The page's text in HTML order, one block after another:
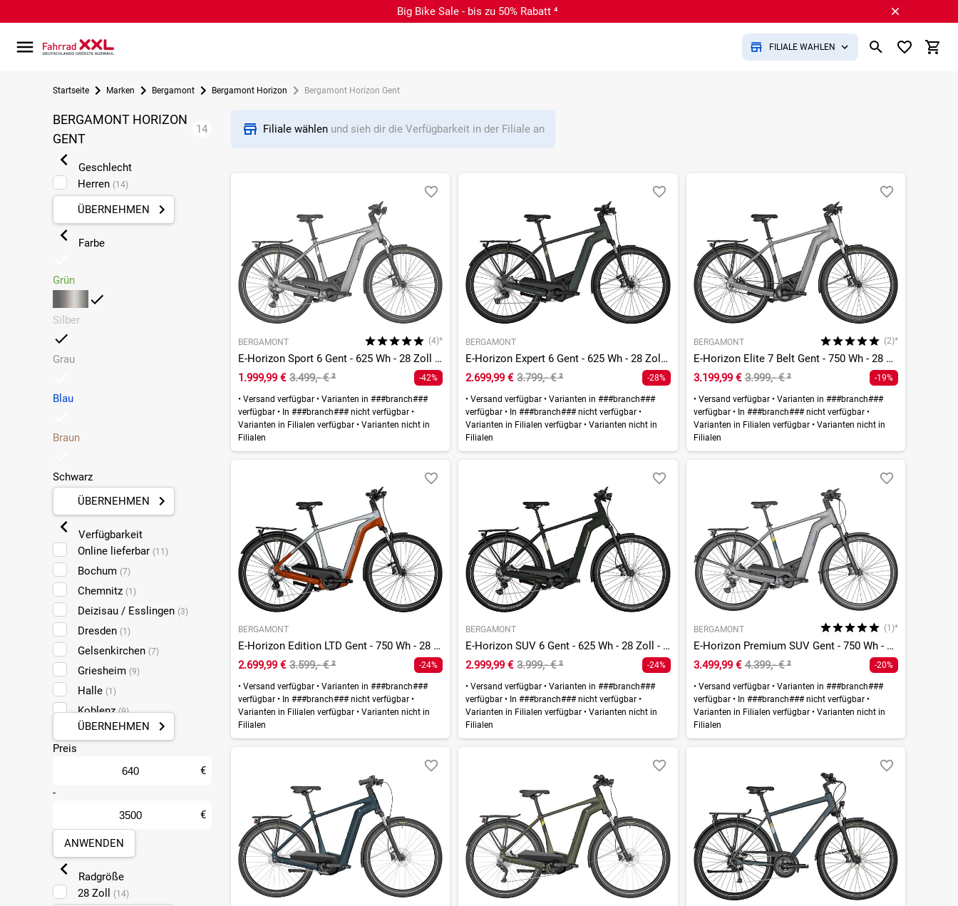
Big Bike Sale - bis zu 50% Rabatt ⁴
FILIALE WÄHLEN
Startseite Marken Bergamont Bergamont Horizon Bergamont Horizon Gent
BERGAMONT HORIZON
GENT
14
Geschlecht
Herren (14)
ÜBERNEHMEN
Farbe
Grün
Silber
Grau
Blau
Braun
Schwarz
ÜBERNEHMEN
Verfügbarkeit
Online lieferbar (11)
Bochum (7)
Chemnitz (1)
Deizisau / Esslingen (3)
Dresden (1)
Gelsenkirchen (7)
Griesheim (9)
Halle (1)
Koblenz(9)
Leipzig Taucha (3)
Münster(2)
Pforzheim(3)
ÜBERNEHMEN
Preis
€
-
€
ANWENDEN
Radgröße
28 Zoll
(14)
Filiale wählen und sieh dir die Verfügbarkeit in der Filiale an
BERGAMONT (4)*
E-Horizon Sport 6 Gent - 625 Wh - 28 Zoll - Diamant
1.999,99 € 3.499,- €² -42%
•Versand verfügbar •Varianten in ###branch###
verfügbar •In ###branch### nicht verfügbar •
Varianten in Filialen verfügbar •Varianten nicht in
Filialen
BERGAMONT
E-Horizon Expert 6 Gent - 625 Wh - 28 Zoll - Diamant
2.699,99 € 3.799,- €² -28%
• Versand verfügbar• Varianten in ###branch###
verfügbar• In ###branch### nicht verfügbar•
Varianten in Filialen verfügbar• Varianten nicht in
Filialen
BERGAMONT (2)*
E-Horizon Elite 7 Belt Gent - 750 Wh - 28 Zoll - Diamant
3.199,99 € 3.999,- €² -19%
•Versand verfügbar •Varianten in ###branch###
verfügbar •In ###branch### nicht verfügbar •
Varianten in Filialen verfügbar •Varianten nicht in
Filialen
BERGAMONT
E-Horizon Edition LTD Gent - 750 Wh - 28 Zoll - Diamant
2.699,99 € 3.599,- €² -24%
•Versand verfügbar •Varianten in ###branch###
verfügbar •In ###branch### nicht verfügbar •
Varianten in Filialen verfügbar •Varianten nicht in
Filialen
BERGAMONT
E-Horizon SUV 6 Gent - 625 Wh - 28 Zoll - Diamant
2.999,99 € 3.999,- €² -24%
• Versand verfügbar• Varianten in ###branch###
verfügbar• In ###branch### nicht verfügbar•
Varianten in Filialen verfügbar• Varianten nicht in
Filialen
BERGAMONT (1)*
E-Horizon Premium SUV Gent - 750 Wh - 28 Zoll - Diamant
3.499,99 € 4.399,- €² -20%
•Versand verfügbar •Varianten in ###branch###
verfügbar •In ###branch### nicht verfügbar •
Varianten in Filialen verfügbar •Varianten nicht in
Filialen